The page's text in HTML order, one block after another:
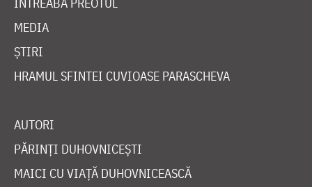
MEDIA
ȘTIRI
HRAMUL SFINTEI CUVIOASE PARASCHEVA
AUTORI
PĂRINȚI DUHOVNICEȘTI
MAICI CU VIAȚĂ DUHOVNICEASCĂ